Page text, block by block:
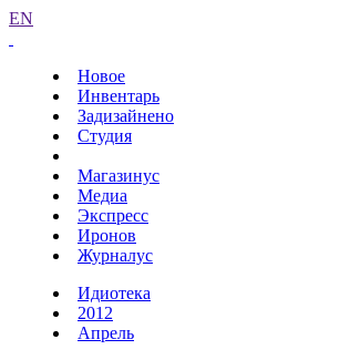
EN
Новое
Инвентарь
Задизайнено
Студия
Магазинус
Медиа
Экспресс
Иронов
Журналус
Идиотека
2012
Апрель